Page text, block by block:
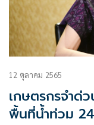
12 ตุลาคม 2565
เกษตรกรจำด่
พื้นที่น้ำท่วม